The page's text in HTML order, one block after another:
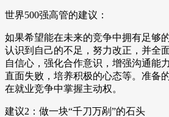
世界500强高管的建议：
如果希望能在未来的竞争中拥有足够
认识到自己的不足，努力改正，并全
自信心，强化合作意识，增强沟通能
直面失败，培养积极的心态等。准备
在就业竞争中掌握主动权。
建议2：做一块“千刀万剐”的石头